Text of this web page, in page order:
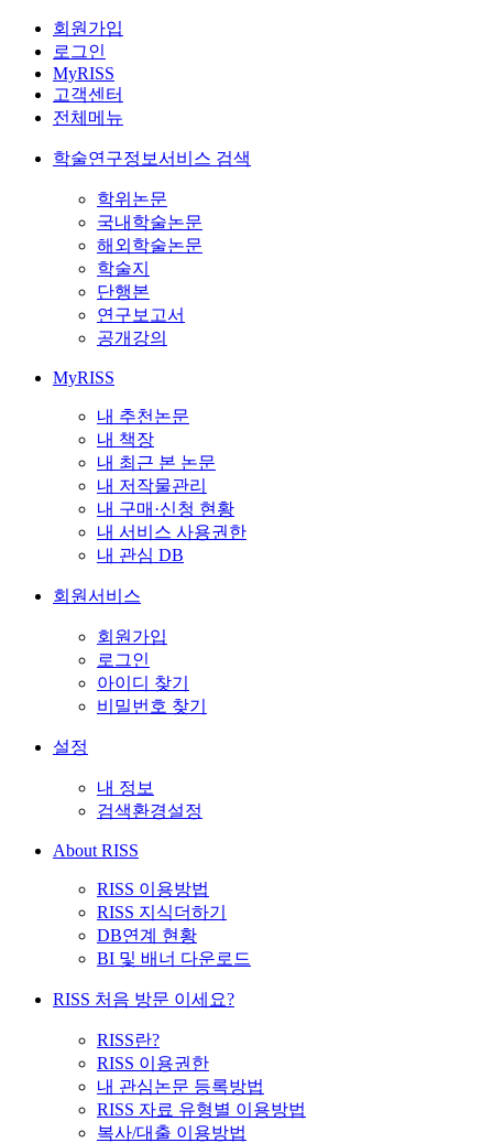
회원가입
로그인
MyRISS
고객센터
전체메뉴
학술연구정보서비스 검색
학위논문
국내학술논문
해외학술논문
학술지
단행본
연구보고서
공개강의
MyRISS
내 추천논문
내 책장
내 최근 본 논문
내 저작물관리
내 구매·신청 현황
내 서비스 사용권한
내 관심 DB
회원서비스
회원가입
로그인
아이디 찾기
비밀번호 찾기
설정
내 정보
검색환경설정
About RISS
RISS 이용방법
RISS 지식더하기
DB연계 현황
BI 및 배너 다운로드
RISS 처음 방문 이세요?
RISS란?
RISS 이용권한
내 관심논문 등록방법
RISS 자료 유형별 이용방법
복사/대출 이용방법